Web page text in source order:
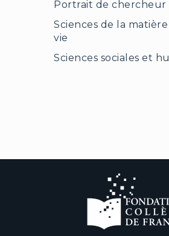
Portrait de chercheur
Sciences de la
vie
Sciences sociales et